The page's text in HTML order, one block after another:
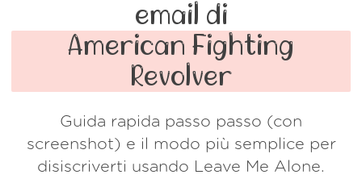
Screener
Spam Blocker
Do-not-disturb
Sicurezza
Wall of Love
Chi siamo
FAQ
Accedi
email di
American Fighting
Revolver
Guida rapida passo passo (con
screenshot) e il modo più semplice per
disiscriverti usando Leave Me Alone.